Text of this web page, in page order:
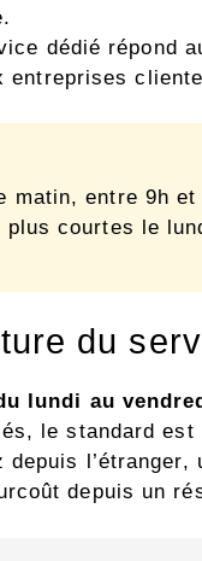
dédié répond
entreprises
matin, entre 9h
plus courtes le
du
lundi au
le standard
l’étranger,
depuis un